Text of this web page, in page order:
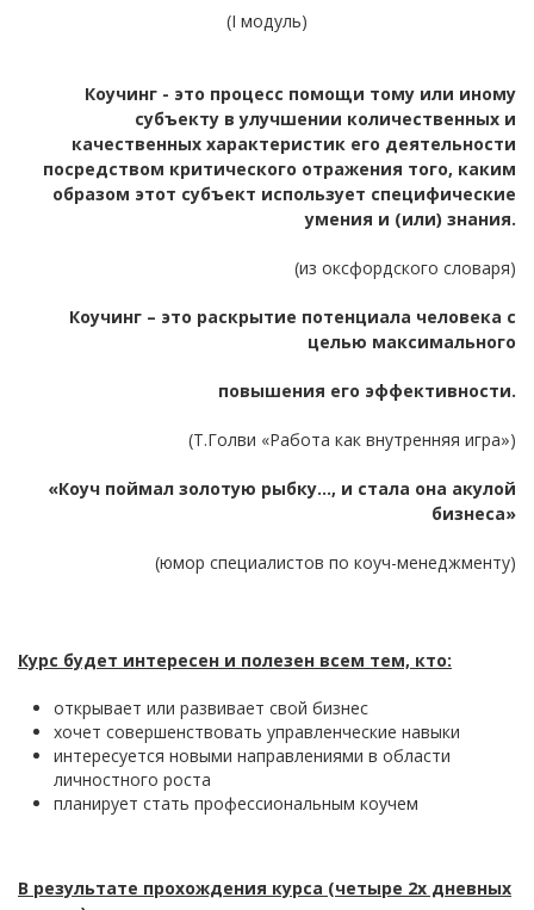
(I модуль)
Коучинг - это процесс помощи тому или иному
субъекту в улучшении количественных и
качественных характеристик его деятельности
посредством критического отражения того, каким
образом этот субъект использует специфические
умения и (или) знания.
(из оксфордского словаря)
Коучинг – это раскрытие потенциала человека с
целью максимального
повышения его эффективности.
(Т.Голви «Работа как внутренняя игра»)
«Коуч поймал золотую рыбку…, и стала она акулой
бизнеса»
(юмор специалистов по коуч-менеджменту)
Курс будет интересен и полезен всем тем, кто:
открывает или развивает свой бизнес
хочет совершенствовать управленческие навыки
интересуется новыми направлениями в области
личностного роста
планирует стать профессиональным коучем
В результате прохождения курса (четыре 2х дневных